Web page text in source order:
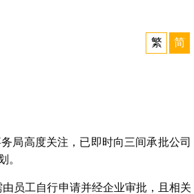
繁 简
局高度关注，已即时向三间承批公司
。
员工自行申请并经企业审批，且相关